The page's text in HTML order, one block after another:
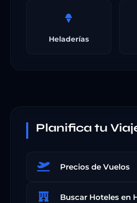
Heladerías
Planifica tu
Precios de Vuelos
Buscar Hoteles en